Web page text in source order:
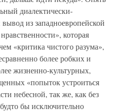
диалектически-
из западноевропейской
которая
«критика чистого разума»,
более робких и
жизненно-культурных,
«попыток устроиться
небесной, так же, как без
бы исключительно